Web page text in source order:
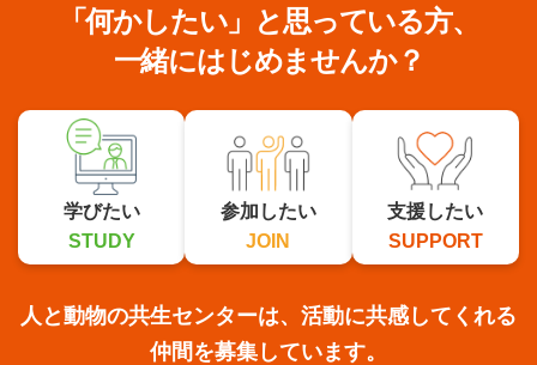
「何かしたい」と思っている方、
一緒にはじめませんか？
学びたい
STUDY
参加したい
JOIN
支援したい
SUPPORT
人と動物の共生センターは、活動に共感してくれる
仲間を募集しています。